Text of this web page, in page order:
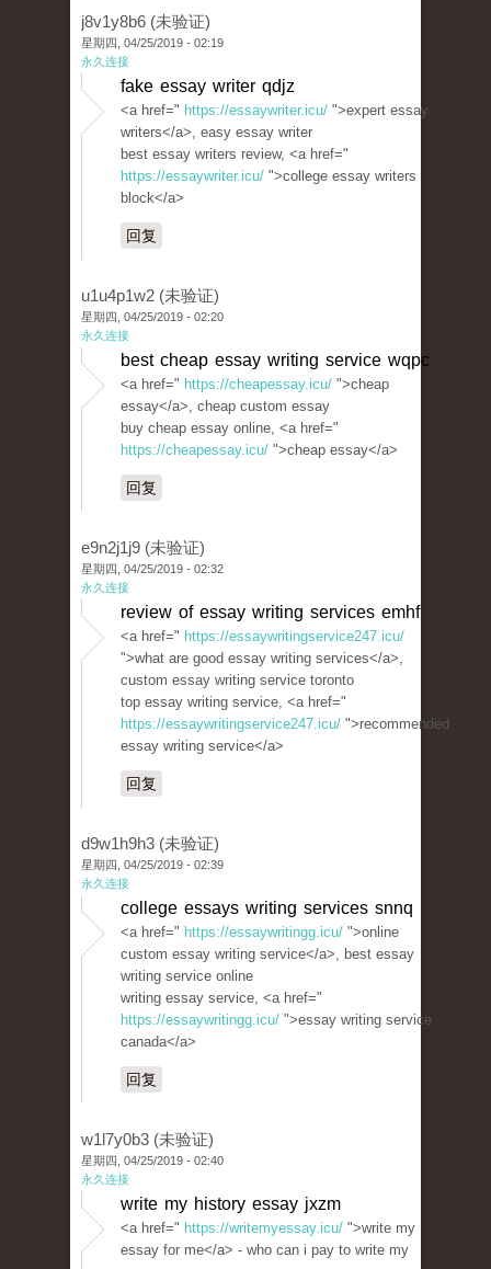
j8v1y8b6 (未验证)
星期四, 04/25/2019 - 02:19
永久连接
fake essay writer qdjz
<a href=" https://essaywriter.icu/ ">expert essay
writers</a>, easy essay writer
best essay writers review, <a href="
https://essaywriter.icu/ ">college essay writers
block</a>
回复
u1u4p1w2 (未验证)
星期四, 04/25/2019 - 02:20
永久连接
best cheap essay writing service wqpc
<a href=" https://cheapessay.icu/ ">cheap
essay</a>, cheap custom essay
buy cheap essay online, <a href="
https://cheapessay.icu/ ">cheap essay</a>
回复
e9n2j1j9 (未验证)
星期四, 04/25/2019 - 02:32
永久连接
review of essay writing services emhf
<a href=" https://essaywritingservice247.icu/
">what are good essay writing services</a>,
custom essay writing service toronto
top essay writing service, <a href="
https://essaywritingservice247.icu/ ">recommended
essay writing service</a>
回复
d9w1h9h3 (未验证)
星期四, 04/25/2019 - 02:39
永久连接
college essays writing services snnq
<a href=" https://essaywritingg.icu/ ">online
custom essay writing service</a>, best essay
writing service online
writing essay service, <a href="
https://essaywritingg.icu/ ">essay writing service
canada</a>
回复
w1l7y0b3 (未验证)
星期四, 04/25/2019 - 02:40
永久连接
write my history essay jxzm
<a href=" https://writemyessay.icu/ ">write my
essay for me</a> - who can i pay to write my